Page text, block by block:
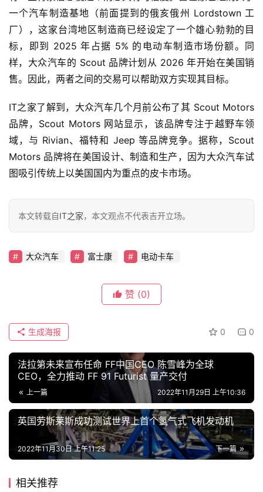
首
智
时
代
新
源
评
测
旅
行
家
车
讯
快
专
登录
一个汽车制造基地（前面提到的俄亥俄州 Lordstown 工
厂），这家台湾地区制造商已经设定了一个雄心勃勃的目
标，即到 2025 年占据 5% 的电动车制造市场份额。同
样，大众汽车的 Scout 品牌计划从 2026 年开始在美国销
售。因此， 两者之间的交易可以帮助双方实现其目标。
IT之家了解到，大众汽车几个月前公布了其 Scout Motors
品牌，Scout Motors 网站显示，该品牌专注于越野车领
域，与 Rivian、福特和 Jeep 等品牌竞争。据称，Scout
Motors 品牌将在美国设计、制造和生产，因为大众汽车试
图吸引传统上以美国国内为重点的皮卡市场。
本文转载自IT之家，本文观点不代表吉开立场。
大众汽车 富士康 电动卡车
赞 (0)
0 0
生成海报
法拉第未来宣布任命 FF中国CEO 陈雪峰为全球
CEO，全力推动 FF 91 Futurist 量产交付
上一篇 2022年11月29日 上午10:36
英国劳斯莱斯成功测试世界上首个氢气式飞机发动机
下一篇
2022年11月30日 上午11:25
相关推荐